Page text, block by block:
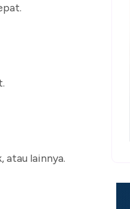
lainnya.